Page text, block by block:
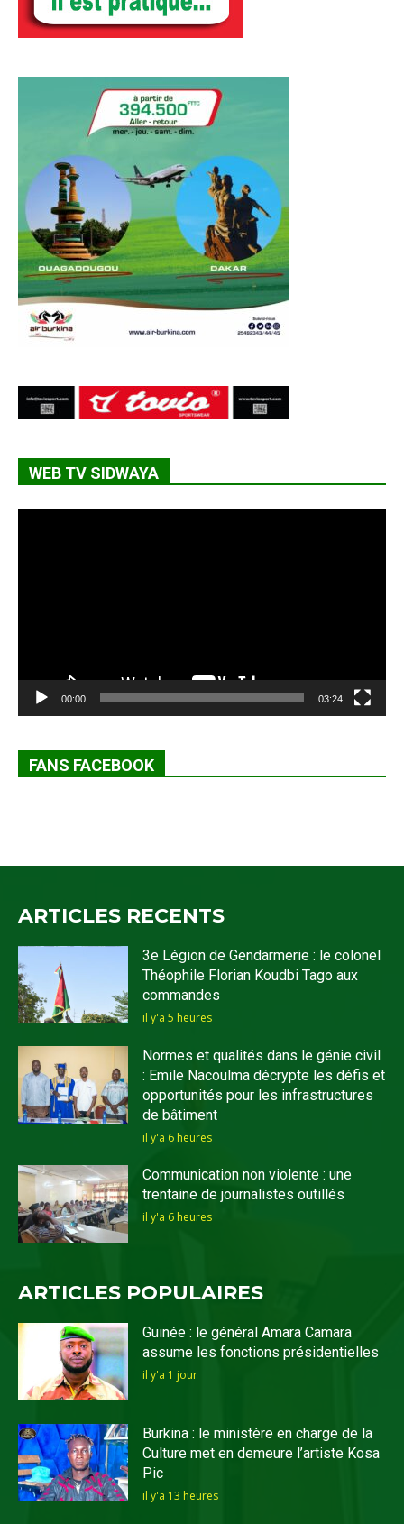
WEB TV SIDWAYA
00:00 03:24
FANS FACEBOOK
ARTICLES RECENTS
3e Légion de Gendarmerie : le colonel
Théophile Florian Koudbi Tago aux
commandes
il y'a 5 heures
Normes et qualités dans le génie civil
: Emile Nacoulma décrypte les défis et
opportunités pour les infrastructures
de bâtiment
il y'a 6 heures
Communication non violente : une
trentaine de journalistes outillés
il y'a 6 heures
ARTICLES POPULAIRES
Guinée : le général Amara Camara
assume les fonctions présidentielles
il y'a 1 jour
Burkina : le ministère en charge de la
Culture met en demeure l’artiste Kosa
Pic
il y'a 13 heures